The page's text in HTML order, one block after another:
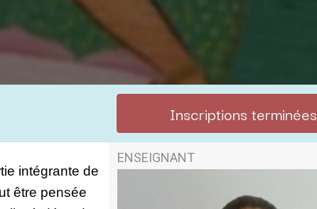
Inscriptions terminées
intégrante de
être pensée
ENSEIGNANT